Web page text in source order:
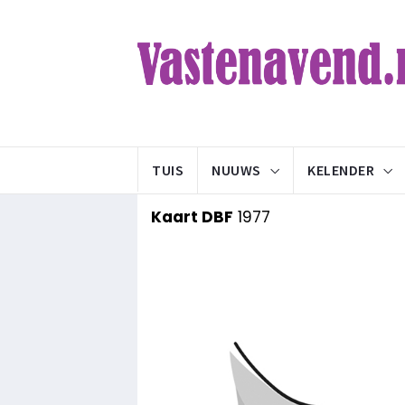
TUIS NUUWS KELENDER
Kaart DBF 1977